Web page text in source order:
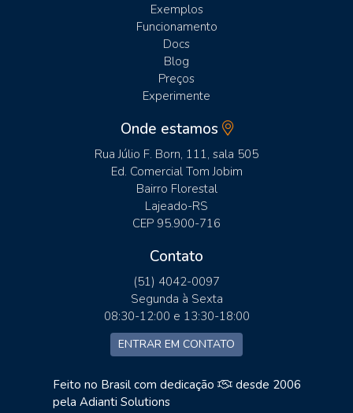
Exemplos
Funcionamento
Docs
Blog
Preços
Experimente
Onde estamos
Rua Júlio F. Born, 111, sala 505
Ed. Comercial Tom Jobim
Bairro Florestal
Lajeado-RS
CEP 95.900-716
Contato
(51) 4042-0097
Segunda à Sexta
08:30-12:00 e 13:30-18:00
ENTRAR EM CONTATO
Feito no Brasil com dedicação
desde 2006
pela Adianti Solutions